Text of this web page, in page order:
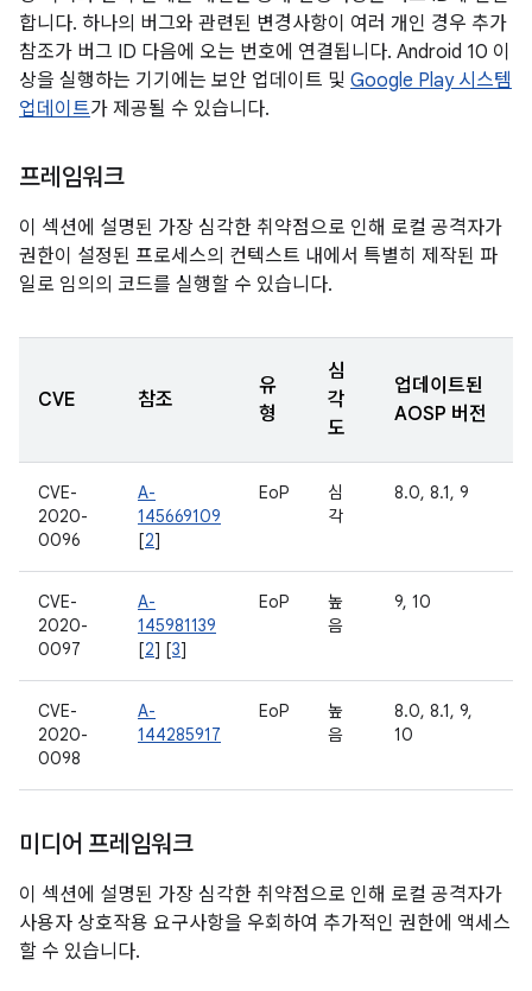
합니다. 하나의 버그와 관련된 변경사항이 여러 개인 경우 추가
참조가 버그 ID 다음에 오는 번호에 연결됩니다. Android 10 이
상을 실행하는 기기에는 보안 업데이트 및 Google Play 시스템
업데이트가 제공될 수 있습니다.
프레임워크
이 섹션에 설명된 가장 심각한 취약점으로 인해 로컬 공격자가
권한이 설정된 프로세스의 컨텍스트 내에서 특별히 제작된 파
일로 임의의 코드를 실행할 수 있습니다.
CVE 참조
유
형
심
각
도
업데이트된
AOSP 버전
CVE-
2020-
0096
A-
145669109
[2]
EoP
심
각
8.0, 8.1, 9
CVE-
2020-
0097
A-
145981139
[2] [3]
EoP
높
음
9, 10
CVE-
2020-
0098
A-
144285917
EoP
높
음
8.0, 8.1, 9,
10
미디어 프레임워크
이 섹션에 설명된 가장 심각한 취약점으로 인해 로컬 공격자가
사용자 상호작용 요구사항을 우회하여 추가적인 권한에 액세스
할 수 있습니다.